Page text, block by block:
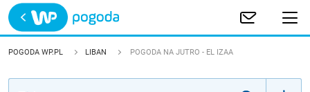
Trwa ładowanie
POLSKA
POGODA WP.PL LIBAN POGODA NA JUTRO - EL IZAA